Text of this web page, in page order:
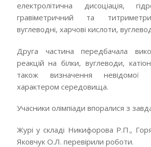
електролітична дисоціація,
гравіметричний та
вуглеводні, харчові кислоти,
Друга частина передбачала
реакцій на білки, вуглеводи,
також визначення невідомої
характером середовища.
Учасники олімпіади впоралися з
Журі у складі Никифорова Р.П.,
Яковчук О.Л. перевірили роботи.